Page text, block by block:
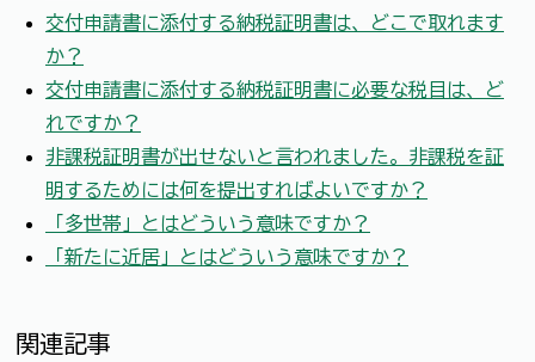
交付申請書に添付する納税証明書は、どこで取れます
か？
交付申請書に添付する納税証明書に必要な税目は、ど
れですか？
非課税証明書が出せないと言われました。非課税を証
明するためには何を提出すればよいですか？
「多世帯」とはどういう意味ですか？
「新たに近居」とはどういう意味ですか？
関連記事